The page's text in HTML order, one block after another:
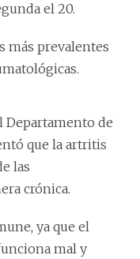
el 20.
más prevalentes
Departamento de
que la artritis
las
crónica.
ya que el
mal y